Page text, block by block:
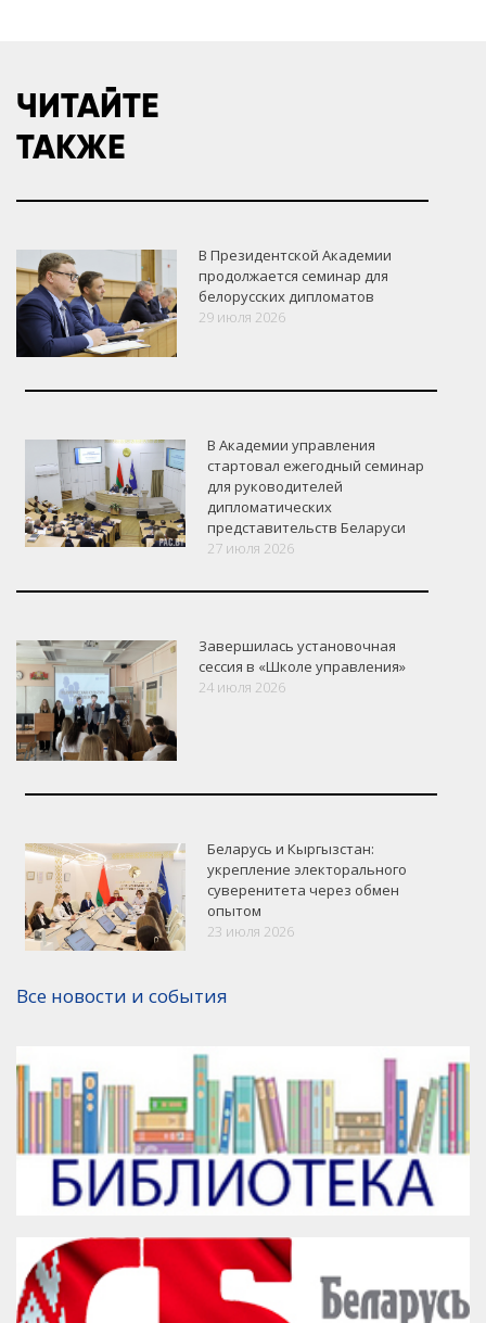
VK Google+ Facebook
ЧИТАЙТЕ
ТАКЖЕ
В Президентской Академии
продолжается семинар для
белорусских дипломатов
29 июля 2026
В Академии управления
стартовал ежегодный семинар
для руководителей
дипломатических
представительств Беларуси
27 июля 2026
Завершилась установочная
сессия в «Школе управления»
24 июля 2026
Беларусь и Кыргызстан:
укрепление электорального
суверенитета через обмен
опытом
23 июля 2026
Все новости и события